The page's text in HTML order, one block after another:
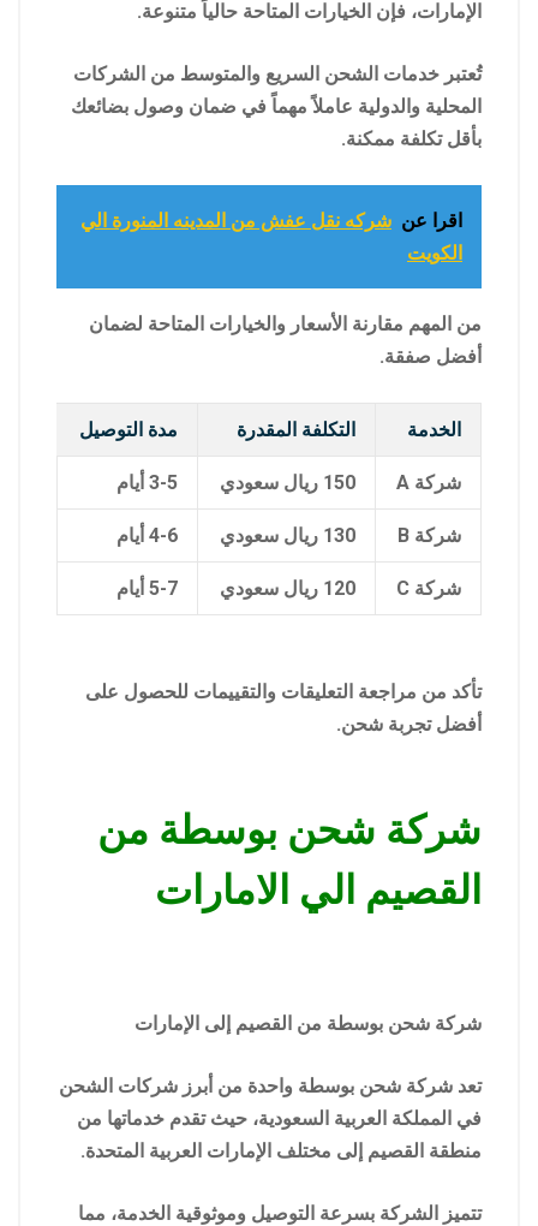
الإمارات، فإن الخيارات المتاحة حالياً متنوعة.
تُعتبر خدمات الشحن السريع والمتوسط من الشركات
المحلية والدولية عاملاً مهماً في ضمان وصول بضائعك
بأقل تكلفة ممكنة.
اقرا عن شركه نقل عفش من المدينه المنورة الي
الكويت
من المهم مقارنة الأسعار والخيارات المتاحة لضمان
أفضل صفقة.
الخدمة التكلفة المقدرة مدة التوصيل
شركة A 150 ريال سعودي 3-5 أيام
شركة B 130 ريال سعودي 4-6 أيام
شركة C 120 ريال سعودي 5-7 أيام
تأكد من مراجعة التعليقات والتقييمات للحصول على
أفضل تجربة شحن.
شركة شحن بوسطة من
القصيم الي الامارات
شركة شحن بوسطة من القصيم إلى الإمارات
تعد شركة شحن بوسطة واحدة من أبرز شركات الشحن
في المملكة العربية السعودية، حيث تقدم خدماتها من
منطقة القصيم إلى مختلف الإمارات العربية المتحدة.
تتميز الشركة بسرعة التوصيل وموثوقية الخدمة، مما